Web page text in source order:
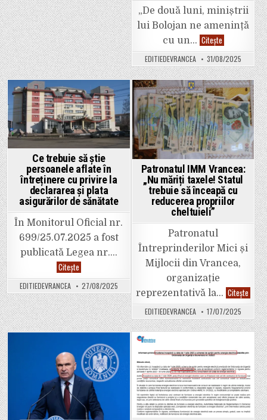
„De două luni, miniștrii
lui Bolojan ne amenință
cu un… CiteștePetrișor
Peiu
(senator
AUR):
,,Incapacitatea
Guvernului
Bolojan
de
a
face
ceea
ce
a
promis
începe
sa
coste
mulți
bani:
15
miliarde
pe
EDITIEDEVRANCEA 31/08/2025
Posted
in
Ce trebuie să știe
persoanele aflate în
întreținere cu privire la
declararea și plata
asigurărilor de sănătate
În Monitorul Oficial nr.
699/25.07.2025 a fost
publicată Legea nr….
CiteșteCe
trebuie
să
știe
persoanele
aflate
în
întreținere
cu
privire
declararea
și
plata
asigurărilor
de
sănătate
EDITIEDEVRANCEA 27/08/2025
Posted
in
Patronatul IMM Vrancea:
„Nu măriți taxele! Statul
trebuie să înceapă cu
reducerea propriilor
cheltuieli”
Patronatul
Întreprinderilor Mici și
Mijlocii din Vrancea,
organizație
reprezentativă la… Citește
IMM
„Nu
măriți
taxele!
Statul
să
cu
EDITIEDEVRANCEA 17/07/2025
Posted
in